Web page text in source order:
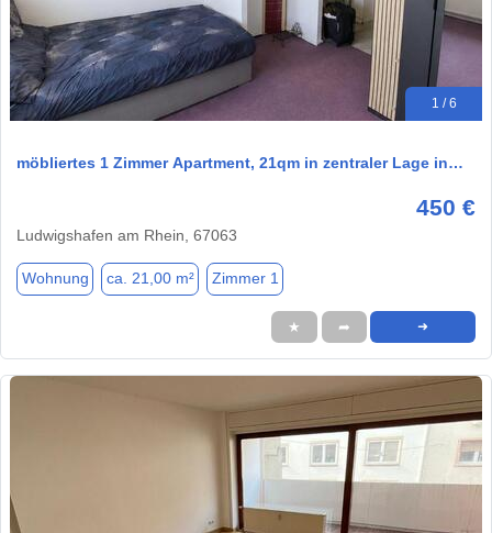
1 / 6
möbliertes 1 Zimmer Apartment, 21qm in zentraler Lage in…
450 €
Ludwigshafen am Rhein, 67063
Wohnung ca. 21,00 m² Zimmer 1
★ ➦ ➜